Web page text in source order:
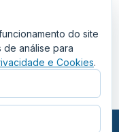
do site
análise para
e Cookies.